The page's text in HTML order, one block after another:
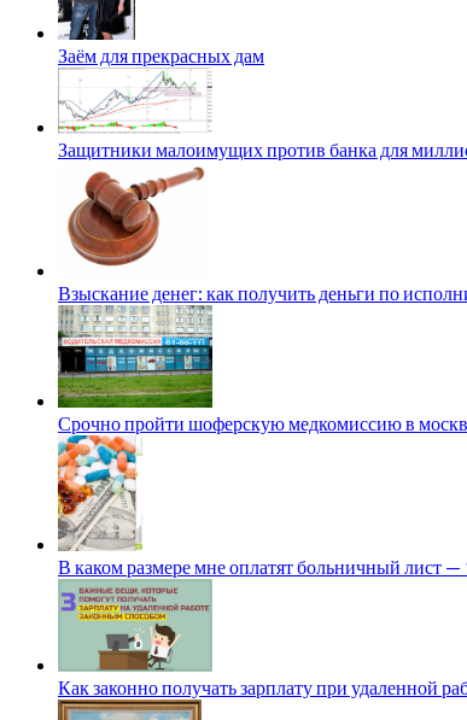
Заём для прекрасных дам
Защитники малоимущих против банка для
Взыскание денег: как получить деньги по
Срочно пройти шоферскую медкомиссию в
В каком размере мне оплатят больничный лист
Как законно получать зарплату при удаленной